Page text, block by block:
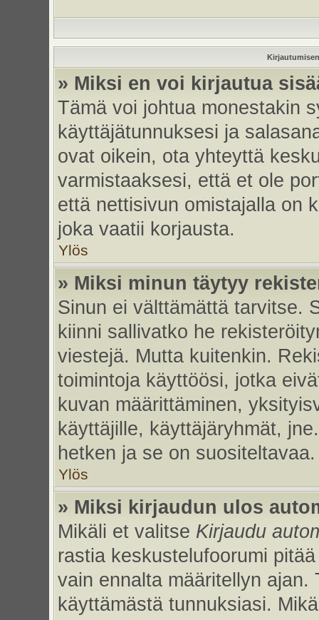
» Miksi en voi kirjautua
Tämä voi johtua monestakin
käyttäjätunnuksesi ja
ovat oikein, ota yhteyttä
varmistaaksesi, että et ole
että nettisivun omistajalla on
joka vaatii korjausta.
Ylös
» Miksi minun täytyy
Sinun ei välttämättä tarvitse.
kiinni sallivatko he
viestejä. Mutta kuitenkin.
toimintoja käyttöösi, jotka
kuvan määrittäminen,
käyttäjille, käyttäjäryhmät,
hetken ja se on suositeltavaa.
Ylös
» Miksi kirjaudun ulos
Mikäli et valitse Kirjaudu
rastia keskustelufoorumi
vain ennalta määritellyn
käyttämästä tunnuksiasi.